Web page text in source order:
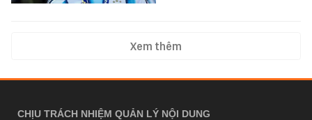
Xem thêm
CHỊU TRÁCH NHIỆM QUẢN LÝ NỘI DUNG